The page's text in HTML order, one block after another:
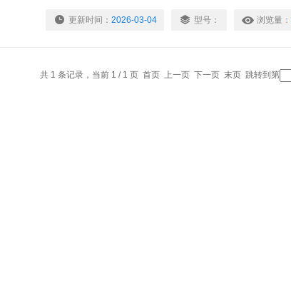
更新时间： 2026-03-04 型号： 浏览量：
共 1 条记录，当前 1 / 1 页 首页 上一页 下一页 末页 跳转到第